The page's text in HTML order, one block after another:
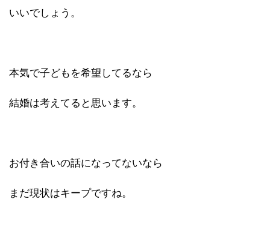
いいでしょう。
本気で子どもを希望してるなら
結婚は考えてると思います。
お付き合いの話になってないなら
まだ現状はキープですね。